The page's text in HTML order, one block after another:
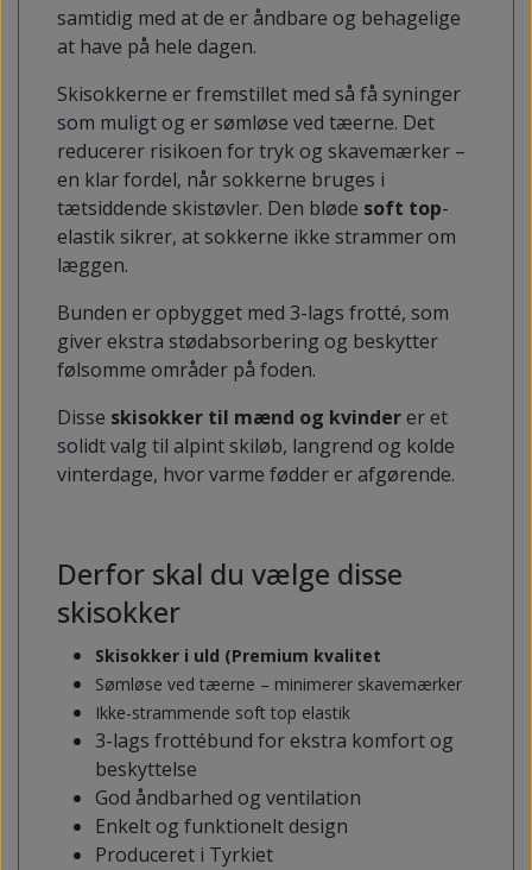
samtidig med at de er åndbare og behagelige
at have på hele dagen.
Skisokkerne er fremstillet med så få syninger
som muligt og er sømløse ved tæerne. Det
reducerer risikoen for tryk og skavemærker –
en klar fordel, når sokkerne bruges i
tætsiddende skistøvler. Den bløde soft top-
elastik sikrer, at sokkerne ikke strammer om
læggen.
Bunden er opbygget med 3-lags frotté, som
giver ekstra stødabsorbering og beskytter
følsomme områder på foden.
Disse skisokker til mænd og kvinderer et
solidt valg til alpint skiløb, langrend og kolde
vinterdage, hvor varme fødder er afgørende.
Derfor skal du vælge disse
skisokker
Skisokker i uld (Premium kvalitet
Sømløse ved tæerne – minimerer skavemærker
Ikke-strammende soft top elastik
3-lags frottébund for ekstra komfort og
beskyttelse
God åndbarhed og ventilation
Enkelt og funktionelt design
Produceret i Tyrkiet